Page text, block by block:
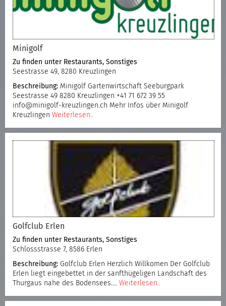
Minigolf
Zu finden unter Restaurants, Sonstiges
Seestrasse 49, 8280 Kreuzlingen
Beschreibung: Minigolf Gartenwirtschaft Seeburgpark
Seestrasse 49 8280 Kreuzlingen +41 71 672 39 55
info@minigolf-kreuzlingen.ch Mehr Infos über Minigolf
Kreuzlingen Weiterlesen..
Golfclub Erlen
Zu finden unter Restaurants, Sonstiges
Schlossstrasse 7, 8586 Erlen
Beschreibung: Golfclub Erlen Herzlich Willkomen Der Golfclub
Erlen liegt eingebettet in der sanfthügeligen Landschaft des
Thurgaus nahe des Bodensees.… Weiterlesen..